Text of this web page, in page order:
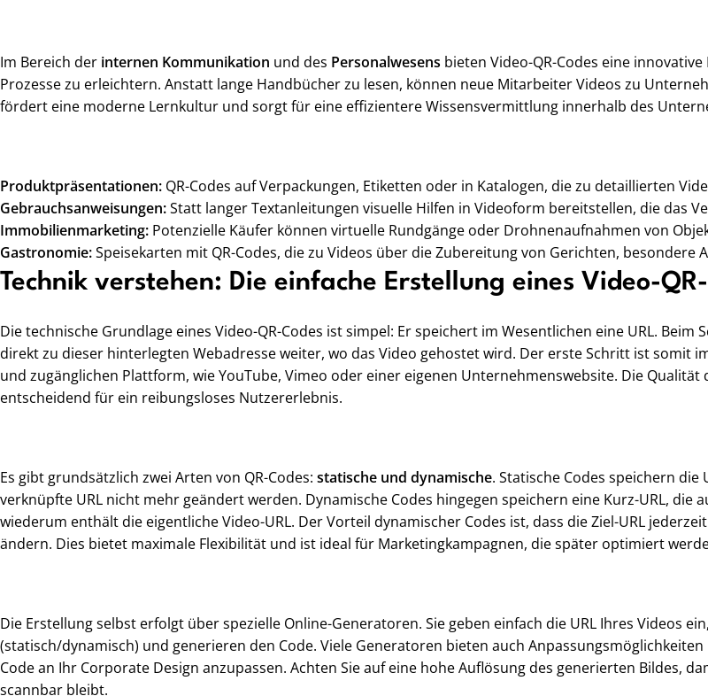
Im Bereich der internen Kommunikation und des Personalwesens bieten Video-QR-Codes eine
Prozesse zu erleichtern. Anstatt lange Handbücher zu lesen, können neue Mitarbeiter Videos zu
fördert eine moderne Lernkultur und sorgt für eine effizientere Wissensvermittlung innerhalb des
Produktpräsentationen: QR-Codes auf Verpackungen, Etiketten oder in Katalogen, die zu detaillierten
Gebrauchsanweisungen:Statt langer Textanleitungen visuelle Hilfen in Videoform bereitstellen, die das
Immobilienmarketing: Potenzielle Käufer können virtuelle Rundgänge oder Drohnenaufnahmen von
Gastronomie:Speisekarten mit QR-Codes, die zu Videos über die Zubereitung von Gerichten,
Technik verstehen: Die einfache Erstellung eines Video-
Die technische Grundlage eines Video-QR-Codes ist simpel: Er speichert im Wesentlichen eine URL.
direkt zu dieser hinterlegten Webadresse weiter, wo das Video gehostet wird. Der erste Schritt ist somit
und zugänglichen Plattform, wie YouTube, Vimeo oder einer eigenen Unternehmenswebsite. Die
entscheidend für ein reibungsloses Nutzererlebnis.
Es gibt grundsätzlich zwei Arten von QR-Codes: statische und dynamische. Statische Codes speichern
verknüpfte URL nicht mehr geändert werden. Dynamische Codes hingegen speichern eine Kurz-URL, die
wiederum enthält die eigentliche Video-URL. Der Vorteil dynamischer Codes ist, dass die Ziel-URL
ändern. Dies bietet maximale Flexibilität und ist ideal für Marketingkampagnen, die später optimiert
Die Erstellung selbst erfolgt über spezielle Online-Generatoren. Sie geben einfach die URL Ihres Videos
(statisch/dynamisch) und generieren den Code. Viele Generatoren bieten auch
Code an Ihr Corporate Design anzupassen. Achten Sie auf eine hohe Auflösung des generierten Bildes,
scannbar bleibt.